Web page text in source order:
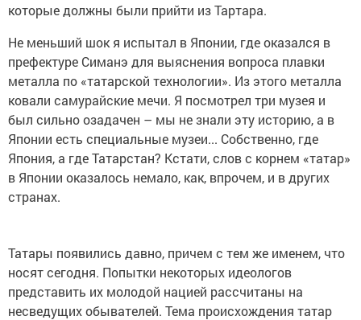
которые должны были прийти из Тартара.
Не меньший шок я испытал в Японии, где оказался в
префектуре Симанэ для выяснения вопроса плавки
металла по «татарской технологии». Из этого металла
ковали самурайские мечи. Я посмотрел три музея и
был сильно озадачен – мы не знали эту историю, а в
Японии есть специальные музеи... Собственно, где
Япония, а где Татарстан? Кстати, слов с корнем «татар»
в Японии оказалось немало, как, впрочем, и в других
странах.
Татары появились давно, причем с тем же именем, что
носят сегодня. Попытки некоторых идеологов
представить их молодой нацией рассчитаны на
несведущих обывателей. Тема происхождения татар